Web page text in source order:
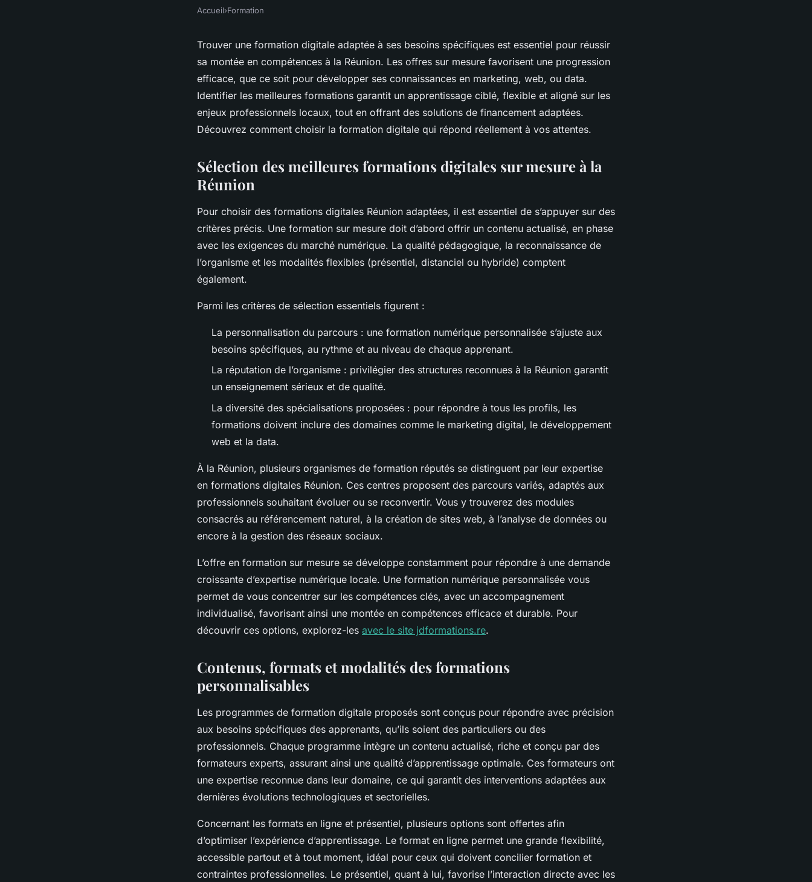
Découvrez les meilleures formations
digitales sur mesure à la réunion
Accueil›Formation
Trouver une formation digitale adaptée à ses besoins spécifiques est essentiel pour réussir
sa montée en compétences à la Réunion. Les offres sur mesure favorisent une progression
efficace, que ce soit pour développer ses connaissances en marketing, web, ou data.
Identifier les meilleures formations garantit un apprentissage ciblé, flexible et aligné sur les
enjeux professionnels locaux, tout en offrant des solutions de financement adaptées.
Découvrez comment choisir la formation digitale qui répond réellement à vos attentes.
Sélection des meilleures formations digitales sur mesure à la
Réunion
Pour choisir des formations digitales Réunion adaptées, il est essentiel de s’appuyer sur des
critères précis. Une formation sur mesure doit d’abord offrir un contenu actualisé, en phase
avec les exigences du marché numérique. La qualité pédagogique, la reconnaissance de
l’organisme et les modalités flexibles (présentiel, distanciel ou hybride) comptent
également.
Parmi les critères de sélection essentiels figurent :
La personnalisation du parcours : une formation numérique personnalisée s’ajuste aux
besoins spécifiques, au rythme et au niveau de chaque apprenant.
La réputation de l’organisme : privilégier des structures reconnues à la Réunion garantit
un enseignement sérieux et de qualité.
La diversité des spécialisations proposées : pour répondre à tous les profils, les
formations doivent inclure des domaines comme le marketing digital, le développement
web et la data.
À la Réunion, plusieurs organismes de formation réputés se distinguent par leur expertise
en formations digitales Réunion. Ces centres proposent des parcours variés, adaptés aux
professionnels souhaitant évoluer ou se reconvertir. Vous y trouverez des modules
consacrés au référencement naturel, à la création de sites web, à l’analyse de données ou
encore à la gestion des réseaux sociaux.
L’offre en formation sur mesure se développe constamment pour répondre à une demande
croissante d’expertise numérique locale. Une formation numérique personnalisée vous
permet de vous concentrer sur les compétences clés, avec un accompagnement
individualisé, favorisant ainsi une montée en compétences efficace et durable. Pour
découvrir ces options, explorez-les avec le site jdformations.re.
Contenus, formats et modalités des formations
personnalisables
Les programmes de formation digitale proposés sont conçus pour répondre avec précision
aux besoins spécifiques des apprenants, qu’ils soient des particuliers ou des
professionnels. Chaque programme intègre un contenu actualisé, riche et conçu par des
formateurs experts, assurant ainsi une qualité d’apprentissage optimale. Ces formateurs ont
une expertise reconnue dans leur domaine, ce qui garantit des interventions adaptées aux
dernières évolutions technologiques et sectorielles.
Concernant les formats en ligne et présentiel, plusieurs options sont offertes afin
d’optimiser l’expérience d’apprentissage. Le format en ligne permet une grande flexibilité,
accessible partout et à tout moment, idéal pour ceux qui doivent concilier formation et
contraintes professionnelles. Le présentiel, quant à lui, favorise l’interaction directe avec les